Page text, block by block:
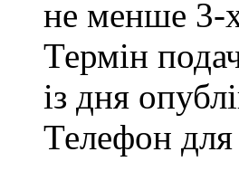
не менше 3-
Термін
із дня
Телефон